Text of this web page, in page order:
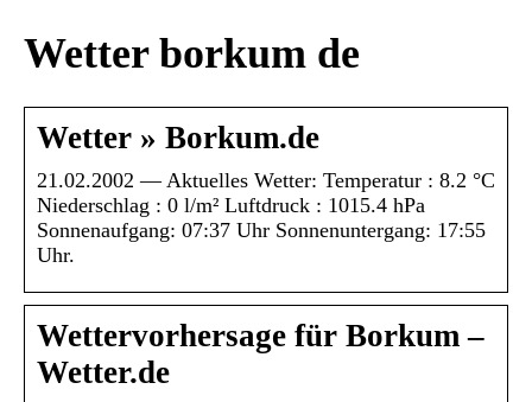
Wetter borkum de
Wetter » Borkum.de
21.02.2002 — Aktuelles Wetter: Temperatur : 8.2 °C
Niederschlag : 0 l/m² Luftdruck : 1015.4 hPa
Sonnenaufgang: 07:37 Uhr Sonnenuntergang: 17:55
Uhr.
Wettervorhersage für Borkum –
Wetter.de